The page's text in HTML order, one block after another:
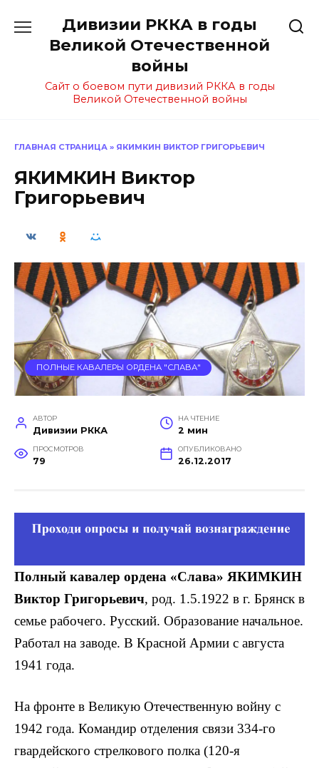
содержанию
Дивизии РККА в годы
Великой Отечественной
войны
Сайт о боевом пути дивизий РККА в годы
Великой Отечественной войны
ГЛАВНАЯ СТРАНИЦА » ЯКИМКИН ВИКТОР ГРИГОРЬЕВИЧ
ЯКИМКИН Виктор
Григорьевич
ПОЛНЫЕ КАВАЛЕРЫ ОРДЕНА "СЛАВА"
АВТОР
Дивизии РККА
НА ЧТЕНИЕ
2 мин
ПРОСМОТРОВ
79
ОПУБЛИКОВАНО
26.12.2017
Полный кавалер ордена «Слава» ЯКИМКИН
Виктор Григорьевич, род. 1.5.1922 в г. Брянск в
семье рабочего. Русский. Образование началь­ное.
Работал на заводе. В Красной Армии с августа
1941 года.
На фронте в Великую Отечественную войну с
1942 года. Командир отделения связи 334-го
гвардейского стрелкового полка (120-я